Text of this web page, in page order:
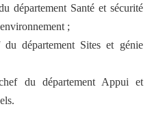
département Santé et sécurité
;
département Sites et génie
du département Appui et